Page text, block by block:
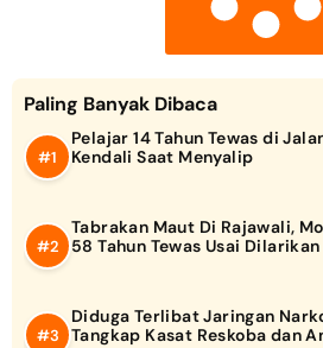
Paling Banyak Dibaca
Pelajar 14 Tahun Tewas di
Kendali Saat Menyalip
Tabrakan Maut Di Rajawali,
58 Tahun Tewas Usai Dilarikan
Diduga Terlibat Jaringan
Tangkap Kasat Reskoba dan